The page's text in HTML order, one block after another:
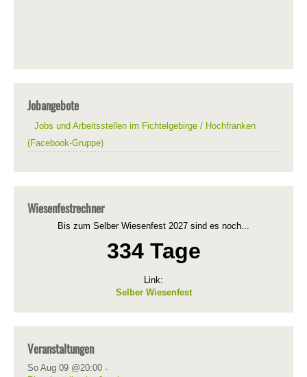
Jobangebote
Jobs und Arbeitsstellen im Fichtelgebirge / Hochfranken
(Facebook-Gruppe)
Wiesenfestrechner
Bis zum Selber Wiesenfest 2027 sind es noch...
334 Tage
Link:
Selber Wiesenfest
Veranstaltungen
So Aug 09 @20:00 -